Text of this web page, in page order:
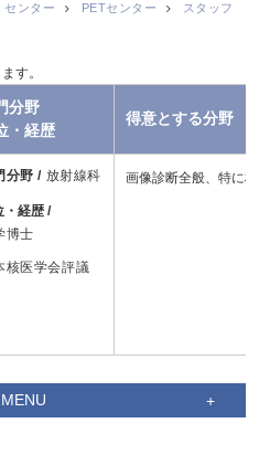
センター PETセンター スタッフ
分野
・経歴
得意とする分野
分野 / 放射線科
・経歴 /
博士
核医学会評議
画像診断全般、特に核
MENU